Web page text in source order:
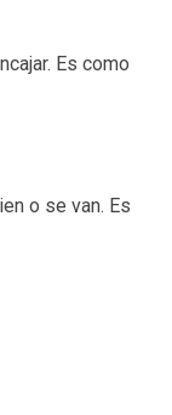
Es como
o se van. Es